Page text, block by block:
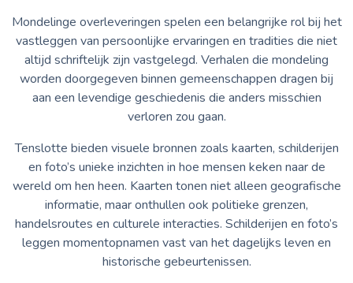
Mondelinge overleveringen spelen een belangrijke rol bij het
vastleggen van persoonlijke ervaringen en tradities die niet
altijd schriftelijk zijn vastgelegd. Verhalen die mondeling
worden doorgegeven binnen gemeenschappen dragen bij
aan een levendige geschiedenis die anders misschien
verloren zou gaan.
Tenslotte bieden visuele bronnen zoals kaarten, schilderijen
en foto’s unieke inzichten in hoe mensen keken naar de
wereld om hen heen. Kaarten tonen niet alleen geografische
informatie, maar onthullen ook politieke grenzen,
handelsroutes en culturele interacties. Schilderijen en foto’s
leggen momentopnamen vast van het dagelijks leven en
historische gebeurtenissen.